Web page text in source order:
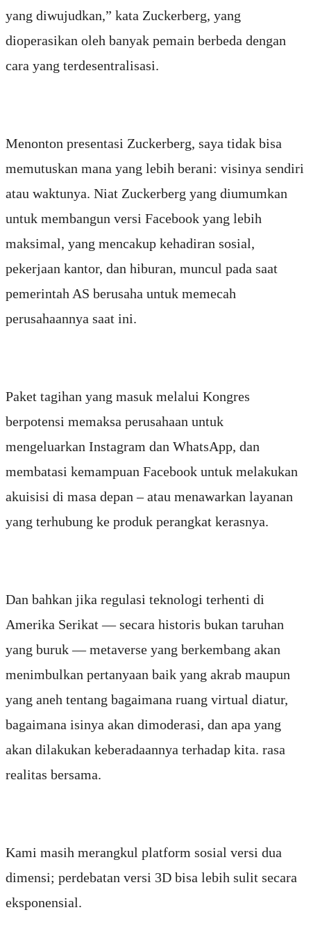
yang diwujudkan,” kata Zuckerberg, yang
dioperasikan oleh banyak pemain berbeda dengan
cara yang terdesentralisasi.
Menonton presentasi Zuckerberg, saya tidak bisa
memutuskan mana yang lebih berani: visinya sendiri
atau waktunya. Niat Zuckerberg yang diumumkan
untuk membangun versi Facebook yang lebih
maksimal, yang mencakup kehadiran sosial,
pekerjaan kantor, dan hiburan, muncul pada saat
pemerintah AS berusaha untuk memecah
perusahaannya saat ini.
Paket tagihan yang masuk melalui Kongres
berpotensi memaksa perusahaan untuk
mengeluarkan Instagram dan WhatsApp, dan
membatasi kemampuan Facebook untuk melakukan
akuisisi di masa depan – atau menawarkan layanan
yang terhubung ke produk perangkat kerasnya.
Dan bahkan jika regulasi teknologi terhenti di
Amerika Serikat — secara historis bukan taruhan
yang buruk — metaverse yang berkembang akan
menimbulkan pertanyaan baik yang akrab maupun
yang aneh tentang bagaimana ruang virtual diatur,
bagaimana isinya akan dimoderasi, dan apa yang
akan dilakukan keberadaannya terhadap kita. rasa
realitas bersama.
Kami masih merangkul platform sosial versi dua
dimensi; perdebatan versi 3D bisa lebih sulit secara
eksponensial.